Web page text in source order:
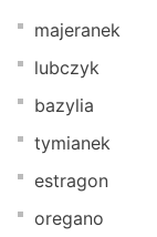
majeranek
lubczyk
bazylia
tymianek
estragon
oregano